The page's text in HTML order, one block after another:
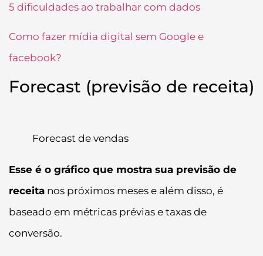
5 dificuldades ao trabalhar com dados
Como fazer mídia digital sem Google e
facebook?
Forecast (previsão de receita)
Forecast de vendas
Esse é o gráfico que mostra sua previsão de
receita nos próximos meses e além disso, é
baseado em métricas prévias e taxas de
conversão.